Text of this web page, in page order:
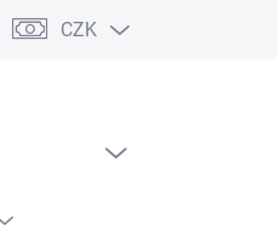
CZK